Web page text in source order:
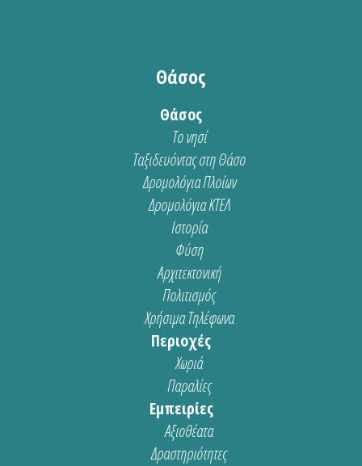
Θάσος
Θάσος
Το νησί
Ταξιδευόντας στη Θάσο
Δρομολόγια Πλοίων
Δρομολόγια ΚΤΕΛ
Ιστορία
Φύση
Αρχιτεκτονική
Πολιτισμός
Χρήσιμα Τηλέφωνα
Περιοχές
Χωριά
Παραλίες
Εμπειρίες
Αξιοθέατα
Δραστηριότητες